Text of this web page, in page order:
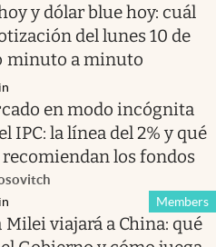
y dólar blue hoy: cuál
del lunes 10 de
minuto a minuto
en modo incógnita
IPC: la línea del 2% y qué
los fondos
Members
Milei viajará a China: qué